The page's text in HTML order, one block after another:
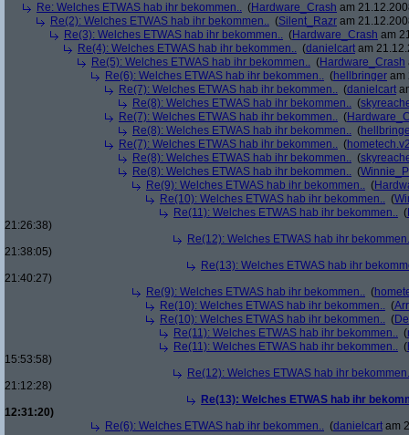
Re: Welches ETWAS hab ihr bekommen.. (Hardware_Crash am
Re(2): Welches ETWAS hab ihr bekommen.. (Silent_Razr am
Re(3): Welches ETWAS hab ihr bekommen.. (Hardware_Crash am
Re(4): Welches ETWAS hab ihr bekommen.. (danielcart am
Re(5): Welches ETWAS hab ihr bekommen.. (Hardware_Crash
Re(6): Welches ETWAS hab ihr bekommen.. (hellbringer am
Re(7): Welches ETWAS hab ihr bekommen.. (danielcart
Re(8): Welches ETWAS hab ihr bekommen.. (
Re(7): Welches ETWAS hab ihr bekommen.. (
Re(8): Welches ETWAS hab ihr bekommen.. (
Re(7): Welches ETWAS hab ihr bekommen.. (
Re(8): Welches ETWAS hab ihr bekommen.. (
Re(8): Welches ETWAS hab ihr bekommen.. (
Re(9): Welches ETWAS hab ihr bekommen.. (
Re(10): Welches ETWAS hab ihr bekommen.. (
Re(11): Welches ETWAS hab ihr bekommen.. (
21:26:38)
Re(12): Welches ETWAS hab ihr
21:38:05)
Re(13): Welches ETWAS hab ihr
21:40:27)
Re(9): Welches ETWAS hab ihr bekommen.. (
Re(10): Welches ETWAS hab ihr bekommen.. (
Re(10): Welches ETWAS hab ihr bekommen.. (
Re(11): Welches ETWAS hab ihr bekommen.. (
Re(11): Welches ETWAS hab ihr bekommen.. (
15:53:58)
Re(12): Welches ETWAS hab ihr
21:12:28)
Re(13): Welches ETWAS hab ihr
12:31:20)
Re(6): Welches ETWAS hab ihr bekommen.. (danielcart am